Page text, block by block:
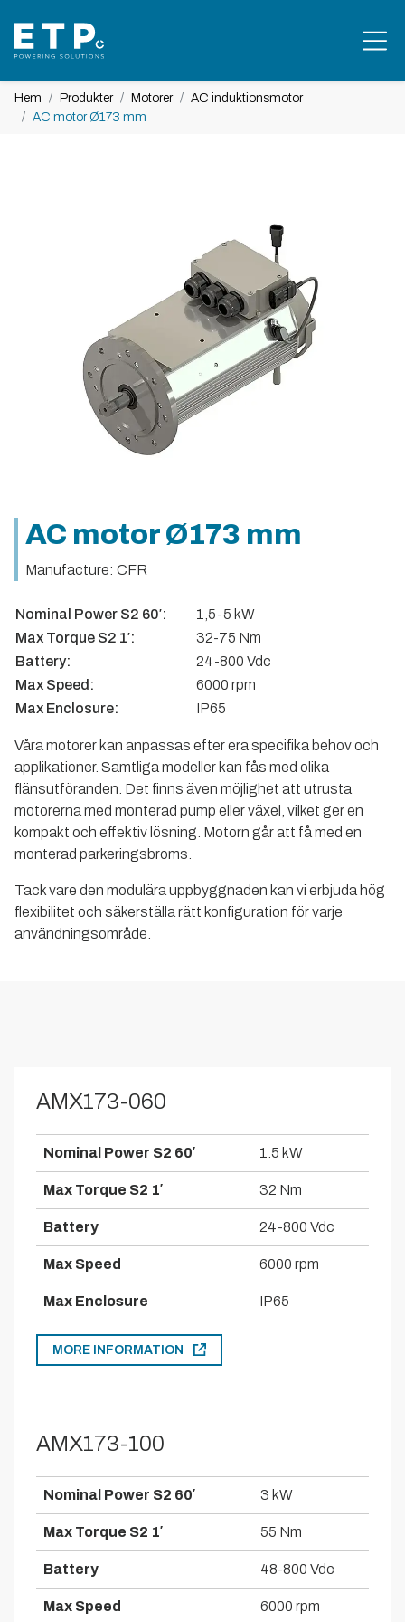
Hem Produkter Motorer
AC induktionsmotor
AC motor Ø173 mm
AC motor Ø173 mm
Manufacture: CFR
Nominal Power S2 60′:
1,5-5 kW
Max Torque S2 1′:
32-75 Nm
Battery:
24-800 Vdc
Max Speed:
6000 rpm
Max Enclosure:
IP65
Våra motorer kan anpassas efter era specifika behov och
applikationer. Samtliga modeller kan fås med olika
flänsutföranden. Det finns även möjlighet att utrusta
motorerna med monterad pump eller växel, vilket ger en
kompakt och effektiv lösning. Motorn går att få med en
monterad parkeringsbroms.
Tack vare den modulära uppbyggnaden kan vi erbjuda hög
flexibilitet och säkerställa rätt konfiguration för varje
användningsområde.
AMX173-060
Nominal Power S2 60′ 1.5 kW
Max Torque S2 1′ 32 Nm
Battery 24-800 Vdc
Max Speed 6000 rpm
Max Enclosure IP65
MORE INFORMATION
AMX173-100
Nominal Power S2 60′ 3 kW
Max Torque S2 1′ 55 Nm
Battery 48-800 Vdc
Max Speed 6000 rpm